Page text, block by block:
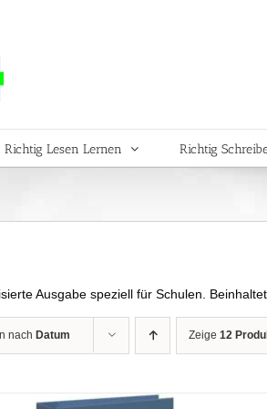
Richtig Lesen Lernen Richtig
Ausgabe speziell für Schulen.
nach Datum Zeige 12